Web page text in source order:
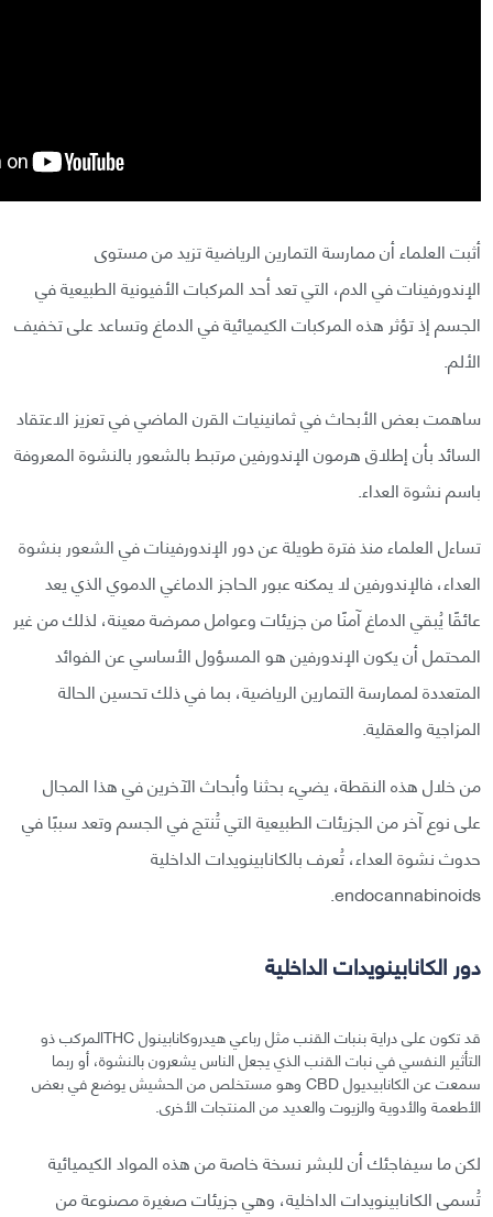
أثبت العلماء أن ممارسة التمارين الرياضية تزيد من مستوى
الإندورفينات في الدم، التي تعد أحد المركبات الأفيونية الطبيعية في
الجسم إذ تؤثر هذه المركبات الكيميائية في الدماغ وتساعد على تخفيف
الألم.
ساهمت بعض الأبحاث في ثمانينيات القرن الماضي في تعزيز الاعتقاد
السائد بأن إطلاق هرمون الإندورفين مرتبط بالشعور بالنشوة المعروفة
باسم نشوة العداء.
تساءل العلماء منذ فترة طويلة عن دور الإندورفينات في الشعور بنشوة
العداء، فالإندورفين لا يمكنه عبور الحاجز الدماغي الدموي الذي يعد
عائقًا يُبقي الدماغ آمنًا من جزيئات وعوامل ممرضة معينة، لذلك من غير
المحتمل أن يكون الإندورفين هو المسؤول الأساسي عن الفوائد
المتعددة لممارسة التمارين الرياضية، بما في ذلك تحسين الحالة
المزاجية والعقلية.
من خلال هذه النقطة، يضيء بحثنا وأبحاث الآخرين في هذا المجال
على نوع آخر من الجزيئات الطبيعية التي تُنتج في الجسم وتعد سببًا في
حدوث نشوة العداء، تُعرف بالكانابينويدات الداخلية
endocannabinoids.
دور الكانابينويدات الداخلية
قد تكون على دراية بنبات القنب مثل رباعي هيدروكانابينول THCالمركب ذو
التأثير النفسي في نبات القنب الذي يجعل الناس يشعرون بالنشوة، أو ربما
سمعت عن الكانابيديول CBD وهو مستخلص من الحشيش يوضع في بعض
الأطعمة والأدوية والزيوت والعديد من المنتجات الأخرى.
لكن ما سيفاجئك أن للبشر نسخة خاصة من هذه المواد الكيميائية
تُسمى الكانابينويدات الداخلية، وهي جزيئات صغيرة مصنوعة من